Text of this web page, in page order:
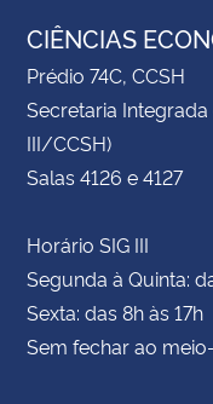
CIÊNCIAS
Prédio 74C, CCSH
Secretaria
III/CCSH)
Salas 4126 e 4127
Horário SIG III
Segunda à Quinta:
Sexta: das 8h às 17h
Sem fechar ao